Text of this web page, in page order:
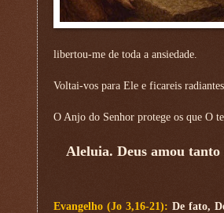
libertou-me de toda a ansiedade.
Voltai-vos para Ele e ficareis
O Anjo do Senhor protege os que O
Aleluia. Deus amou
Evangelho (Jo 3,16-21):De fato,